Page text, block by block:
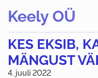
Keely OÜ
KES EKSIB,
MÄNGUST
4. juuli 2022